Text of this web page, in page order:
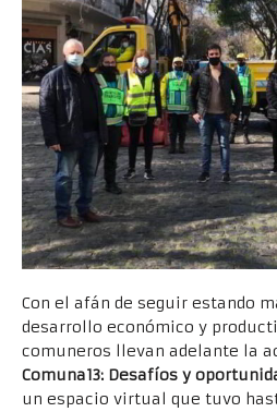
Con el afán de seguir estando
desarrollo económico y
comuneros llevan adelante la
Comuna13: Desafíos y
un espacio virtual que tuvo